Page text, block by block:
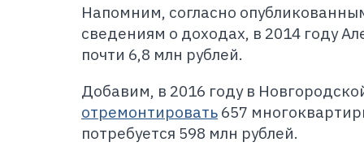
Напомним, согласно
сведениям о доходах, в 2014 году
почти 6,8 млн рублей.
Добавим, в 2016 году в
отремонтировать 657
потребуется 598 млн рублей.